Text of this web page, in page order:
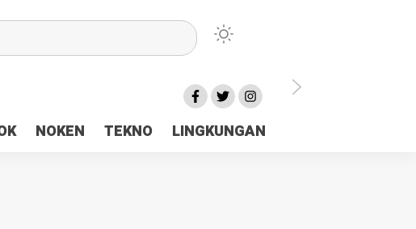
NOKEN TEKNO LINGKUNGAN
Pemilu Ceria Tanah Papua
Kas Daerah Rp23 Miliar Disorot